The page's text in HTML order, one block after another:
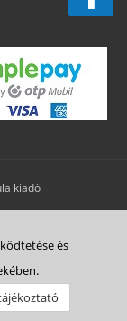
kiadó
Szerzői jog
Kapcsolat
és